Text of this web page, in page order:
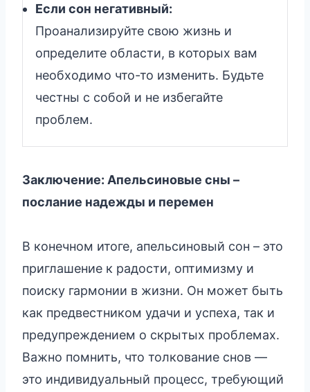
Если сон негативный:
Проанализируйте свою жизнь и
определите области, в которых вам
необходимо что-то изменить. Будьте
честны с собой и не избегайте
проблем.
Заключение: Апельсиновые сны –
послание надежды и перемен
В конечном итоге, апельсиновый сон – это
приглашение к радости, оптимизму и
поиску гармонии в жизни. Он может быть
как предвестником удачи и успеха, так и
предупреждением о скрытых проблемах.
Важно помнить, что толкование снов —
это индивидуальный процесс, требующий